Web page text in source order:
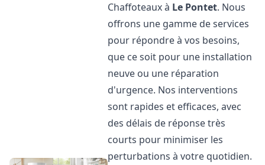
Chaffoteaux à Le Pontet. Nous
offrons une gamme de services
pour répondre à vos besoins,
que ce soit pour une installation
neuve ou une réparation
d'urgence. Nos interventions
sont rapides et efficaces, avec
des délais de réponse très
courts pour minimiser les
perturbations à votre quotidien.